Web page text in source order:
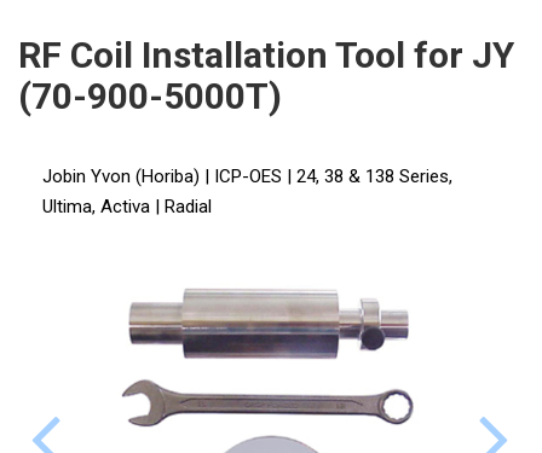
PERKINELMER
SHIMADZU
ANALYTIK JENA
AGILENT
XRF
UV-VIS FLUO
Příprava vzorků
MS/SPM
RF Coil Installation Tool for JY
(70-900-5000T)
Jobin Yvon (Horiba) | ICP-OES | 24, 38 & 138 Series,
Ultima, Activa | Radial